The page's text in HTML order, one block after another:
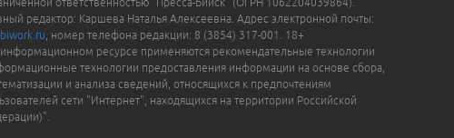
редактор: Каршева Наталья Алексеевна. Адрес электронной почты:
, номер телефона редакции: 8 (3854) 317-001. 18+
ресурсе применяются рекомендательные технологии
технологии предоставления информации на основе сбора,
и анализа сведений, относящихся к предпочтениям
сети "Интернет", находящихся на территории Российской